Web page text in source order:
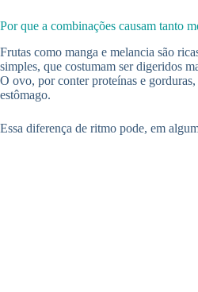
Por que a combinações causam tanto
Frutas como manga e melancia são
simples, que costumam ser digeridos
O ovo, por conter proteínas e
estômago.
Essa diferença de ritmo pode, em